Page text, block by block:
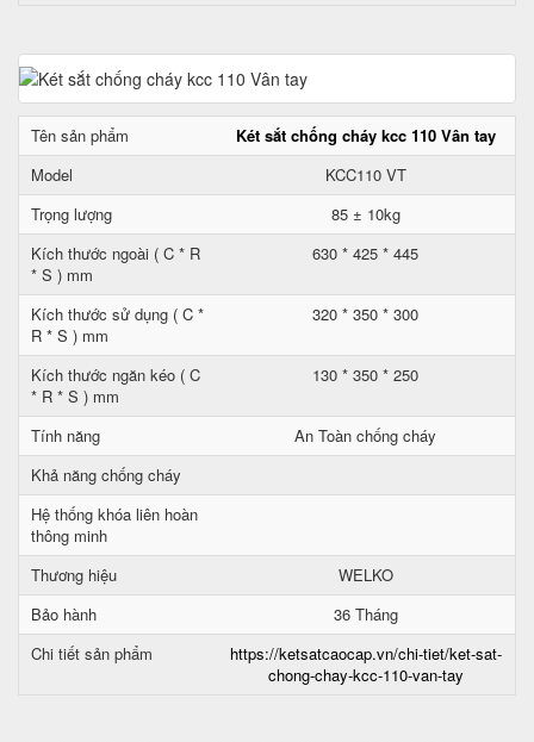
Tên sản phẩm
Két sắt chống cháy kcc 110 Vân tay
Model
KCC110 VT
Trọng lượng
85 ± 10kg
Kích thước ngoài ( C * R
* S ) mm
630 * 425 * 445
Kích thước sử dụng ( C *
R * S ) mm
320 * 350 * 300
Kích thước ngăn kéo ( C
* R * S ) mm
130 * 350 * 250
Tính năng
An Toàn chống cháy
Khả năng chống cháy
Hệ thống khóa liên hoàn
thông minh
Thương hiệu
WELKO
Bảo hành
36 Tháng
Chi tiết sản phẩm
https://ketsatcaocap.vn/chi-tiet/ket-sat-
chong-chay-kcc-110-van-tay